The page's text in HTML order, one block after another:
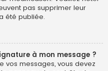
pas supprimer leur
été publiée.
à mon message ?
vos messages, vous devez